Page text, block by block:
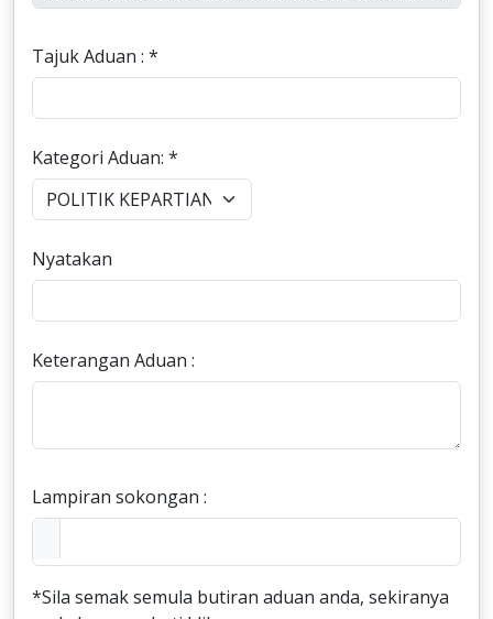
Tajuk Aduan : *
Kategori Aduan: *
Nyatakan
Keterangan Aduan :
Lampiran sokongan :
*Sila semak semula butiran aduan anda, sekiranya